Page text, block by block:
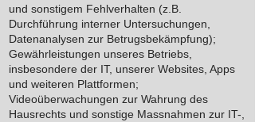
und sonstigem Fehlverhalten (z.B.
Durchführung interner Untersuchungen,
Datenanalysen zur Betrugsbekämpfung);
Gewährleistungen unseres Betriebs,
insbesondere der IT, unserer Websites, Apps
und weiteren Plattformen;
Videoüberwachungen zur Wahrung des
Hausrechts und sonstige Massnahmen zur IT-,